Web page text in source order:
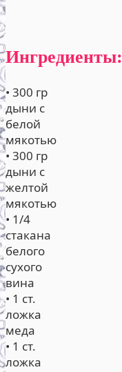
Ингредиенты:
• 300 гр
дыни с
белой
мякотью
• 300 гр
дыни с
желтой
мякотью
• 1/4
стакана
белого
сухого
вина
• 1 ст.
ложка
меда
• 1 ст.
ложка